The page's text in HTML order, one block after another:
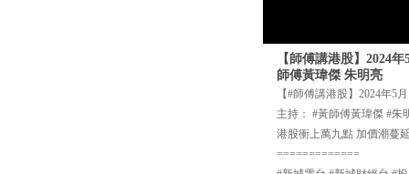
【師傅講港股】2024
師傅黃瑋傑 朱明亮
【#師傅講港股】2024年5
主持： #黃師傅黃瑋傑 #朱
港股衝上萬九點 加價潮蔓
=============